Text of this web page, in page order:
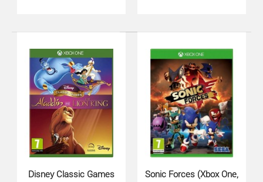
первый проект индустрии видеоигр полностью и
Disney Classic Games Sonic Forces (Xbox One,